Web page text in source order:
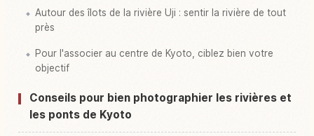
Autour des îlots de la rivière Uji : sentir la rivière de tout
près
Pour l'associer au centre de Kyoto, ciblez bien votre
objectif
Conseils pour bien photographier les rivières et
les ponts de Kyoto